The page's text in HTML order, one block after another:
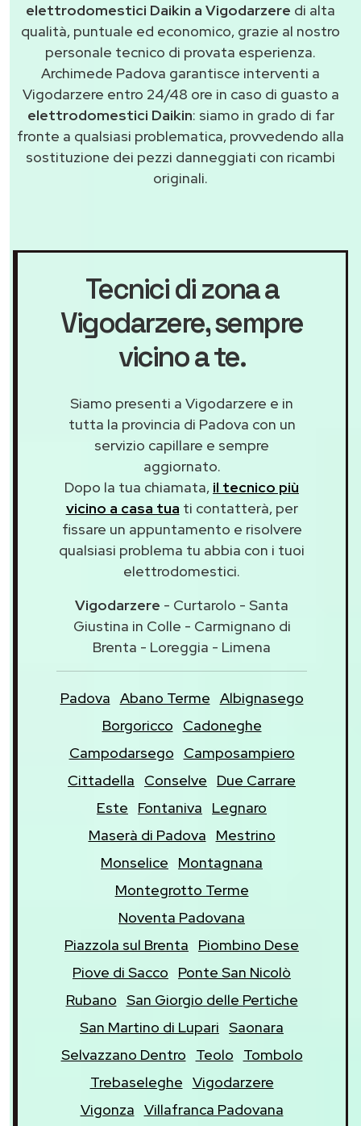
elettrodomestici Daikin a Vigodarzere di alta
qualità, puntuale ed economico, grazie al nostro
personale tecnico di provata esperienza.
Archimede Padova garantisce interventi a
Vigodarzere entro 24/48 ore in caso di guasto a
elettrodomestici Daikin: siamo in grado di far
fronte a qualsiasi problematica, provvedendo alla
sostituzione dei pezzi danneggiati con ricambi
originali.
Tecnici di zona a
Vigodarzere, sempre
vicino a te.
Siamo presenti a Vigodarzere e in
tutta la provincia di Padova con un
servizio capillare e sempre
aggiornato.
Dopo la tua chiamata, il tecnico più
vicino a casa tua ti contatterà, per
fissare un appuntamento e risolvere
qualsiasi problema tu abbia con i tuoi
elettrodomestici.
Vigodarzere - Curtarolo - Santa
Giustina in Colle - Carmignano di
Brenta - Loreggia - Limena
Padova Abano Terme Albignasego
Borgoricco
Cadoneghe
Campodarsego
Camposampiero
Cittadella
Conselve
Due Carrare
Este
Fontaniva
Legnaro
Maserà di Padova
Mestrino
Monselice
Montagnana
Montegrotto Terme
Noventa Padovana
Piazzola sul Brenta
Piombino Dese
Piove di Sacco
Ponte San Nicolò
Rubano San Giorgio delle Pertiche
San Martino di Lupari Saonara
Selvazzano Dentro
Teolo
Tombolo
Trebaseleghe Vigodarzere
Vigonza Villafranca Padovana